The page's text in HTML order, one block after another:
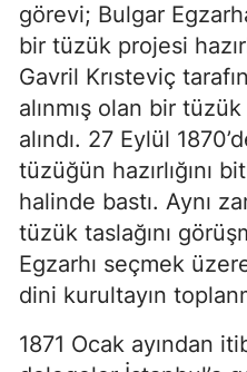
görevi; Bulgar
bir tüzük projesi
Gavril Krısteviç
alınmış olan bir
alındı. 27 Eylül
tüzüğün hazırlığını
halinde bastı. Aynı
tüzük taslağını
Egzarhı seçmek
dini kurultayın
1871 Ocak ayından